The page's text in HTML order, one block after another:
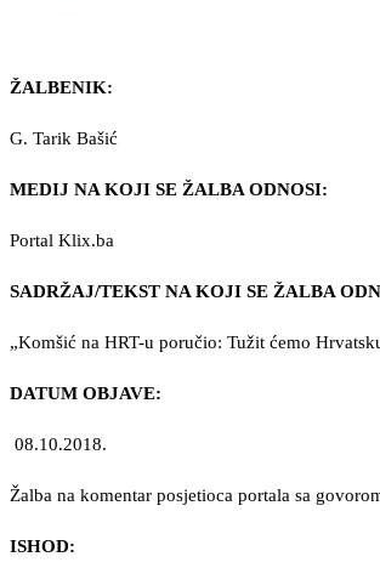
ŽALBENIK:
G. Tarik Bašić
MEDIJ NA KOJI SE ŽALBA ODNOSI:
Portal Klix.ba
SADRŽAJ/TEKST NA KOJI SE ŽALBA
„Komšić na HRT-u poručio: Tužit ćemo
DATUM OBJAVE:
08.10.2018.
Žalba na komentar posjetioca portala sa
ISHOD: